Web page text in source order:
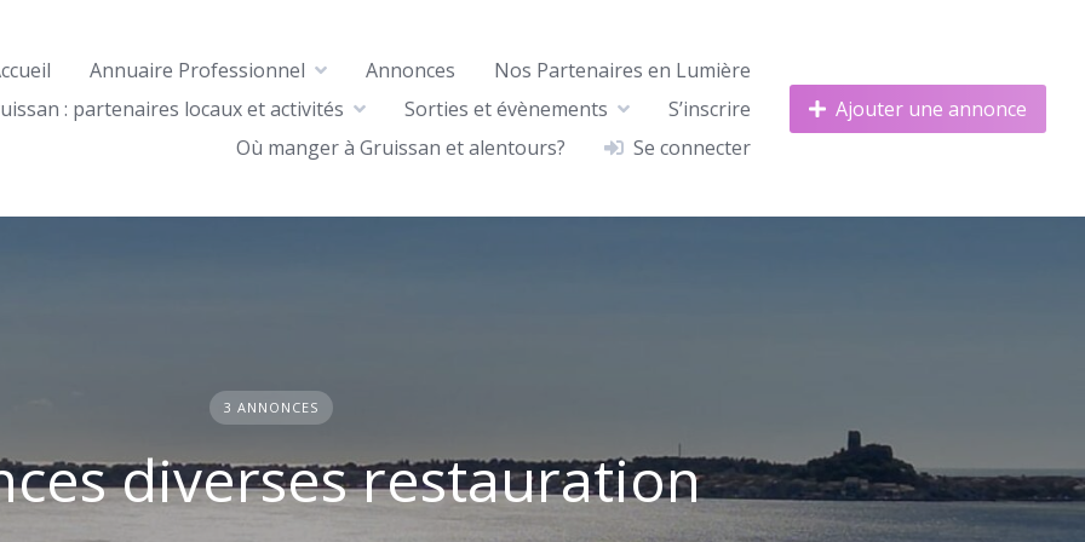
Annuaire Professionnel Annonces
Nos Partenaires en Lumière
: partenaires locaux et activités
Sorties et évènements
S’inscrire
Où manger à Gruissan et alentours?
Se connecter
Ajouter une annonce
3 ANNONCES
diverses restauration